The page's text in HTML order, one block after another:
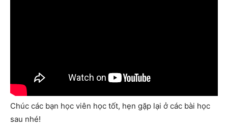
Chúc các bạn học viên học tốt, hẹn gặp lại ở các bài học
sau nhé!